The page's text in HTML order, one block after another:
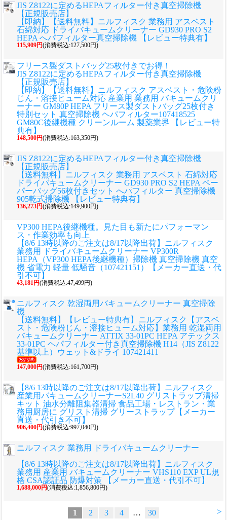
JIS Z8122に定めるHEPAフィルター付き真空掃除機
【正規販売店】
【即納】【送料無料】ニルフィスク 業務用 アスベスト
石綿対応 ドライバキュームクリーナー GD930 PRO S2
HEPA へパフィルター真空掃除機 【レビュー特典有】
115,909円(消費税込:127,500円)
フリース製ダストバッグ25枚付きでお得！
JIS Z8122に定めるHEPAフィルター付き真空掃除機
【正規販売店】
【即納】【送料無料】ニルフィスク アスベスト・危険粉
じん・溶接ヒューム対応 産業用 業務用 バキュームクリ
ーナー GM80P HEPA フリース製ダストバッグ25枚付き
特別セット 真空掃除機 ヘパフィルター107418525
GM80C後継機種 クリーンルーム 製薬業界 【レビュー特
典有】
148,500円(消費税込:163,350円)
JIS Z8122に定めるHEPAフィルター付き真空掃除機
【正規販売店】
【送料無料】ニルフィスク 業務用 アスベスト 石綿対応
ドライバキュームクリーナー GD930 PRO S2 HEPA ペー
パーバッグ56枚付きセット へパフィルター 真空掃除機
905乾式掃除機 【レビュー特典有】
136,273円(消費税込:149,900円)
VP300 HEPA後継機種。見た目も新たにパフォーマン
ス・作業効率も向上
【8/6 13時以降のご注文は8/17以降出荷】ニルフィスク
業務用 ドライバキュームクリーナー VP300R
HEPA（VP300 HEPA後継機種）掃除機 真空掃除機 真空
機 省電力 軽量 低騒音（107421151）【メーカー直送・代
引不可】
43,181円(消費税込:47,499円)
ニルフィスク 乾湿両用バキュームクリーナー 真空掃除
機
【送料無料】【レビュー特典有】ニルフィスク【アスベ
スト・危険粉じん・溶接ヒューム対応】業務用 乾湿両用
バキュームクリーナー ATTIX 33-01PC HEPA アテックス
33-01PC ヘパフィルター付き真空掃除機 H14（JIS Z8122
基準以上）ウェット&ドライ 107421411
147,000円(消費税込:161,700円)
【8/6 13時以降のご注文は8/17以降出荷】ニルフィスク
産業用バキュームクリーナーS2L40 グリストラップ清掃
キット 油水分離阻集器清掃 食品工場・レストラン・業
務用厨房に グリスト清掃 グリーストラップ【メーカー
直送・代引き不可】
906,400円(消費税込:997,040円)
ニルフィスク 業務用 ドライバキュームクリーナー
【8/6 13時以降のご注文は8/17以降出荷】ニルフィスク
業務用 産業用 バキュームクリーナー VHS110 EXP UL規
格 CSA認証品 防爆対策 【メーカー直送・代引不可】
1,688,000円(消費税込:1,856,800円)
>
1 2 3 4 … 30